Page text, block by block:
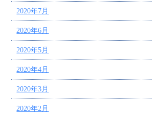
2020年7月
2020年6月
2020年5月
2020年4月
2020年3月
2020年2月